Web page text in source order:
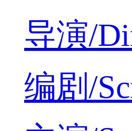
导演/
编剧/